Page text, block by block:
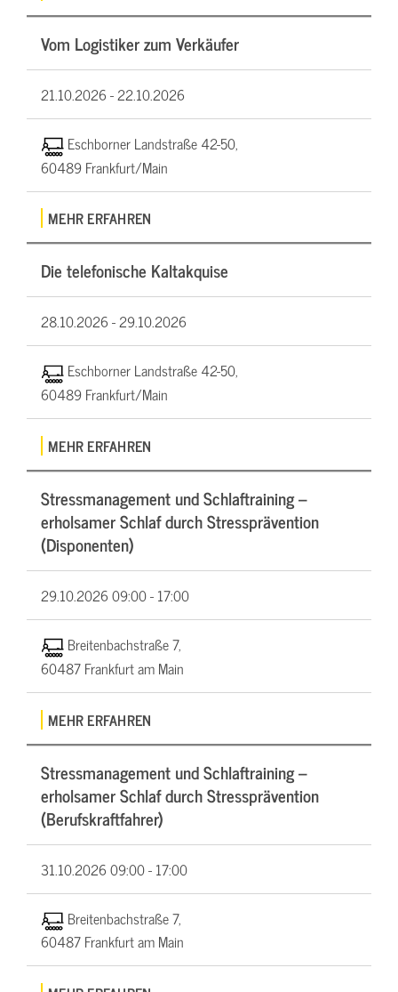
Vom Logistiker zum Verkäufer
21.10.2026 -22.10.2026
Eschborner Landstraße 42-50,
60489 Frankfurt/Main
MEHR ERFAHREN
Die telefonische Kaltakquise
28.10.2026 -29.10.2026
Eschborner Landstraße 42-50,
60489 Frankfurt/Main
MEHR ERFAHREN
Stressmanagement und Schlaftraining –
erholsamer Schlaf durch Stressprävention
(Disponenten)
29.10.202609:00 - 17:00
Breitenbachstraße 7,
60487 Frankfurt am Main
MEHR ERFAHREN
Stressmanagement und Schlaftraining –
erholsamer Schlaf durch Stressprävention
(Berufskraftfahrer)
31.10.202609:00 - 17:00
Breitenbachstraße 7,
60487 Frankfurt am Main